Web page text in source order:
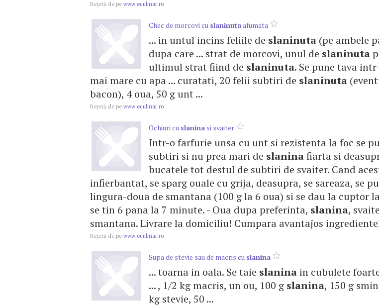
Reţetă de pe www.eculinar.ro
Chec de morcovi cu slaninutaafumata
... in untul incins feliile de slaninuta (pe ambele
dupa care ... strat de morcovi, unul de slaninuta
ultimul strat fiind de slaninuta. Se pune tava
mai mare cu apa ... curatati, 20 felii subtiri de slaninuta
bacon), 4 oua, 50 g unt ...
Reţetă de pe www.eculinar.ro
Ochiuri cu slanina si svaiter
Intr-o farfurie unsa cu unt si rezistenta la foc se
subtiri si nu prea mari de slaninafiarta si
bucatele tot destul de subtiri de svaiter. Cand
infierbantat, se sparg ouale cu grija, deasupra, se sareaza, se
lingura-doua de smantana (100 g la 6 oua) si se dau la cuptor
se tin 6 pana la 7 minute. - Oua dupa preferinta, slanina,
smantana. Livrare la domiciliu! Cumpara avantajos
Reţetă de pe www.eculinar.ro
Supa de stevie sau de macris cu slanina
... toarna in oala. Se taie slanina in cubulete
... , 1/2 kg macris, un ou, 100 g slanina, 150 g
kg stevie, 50 ...